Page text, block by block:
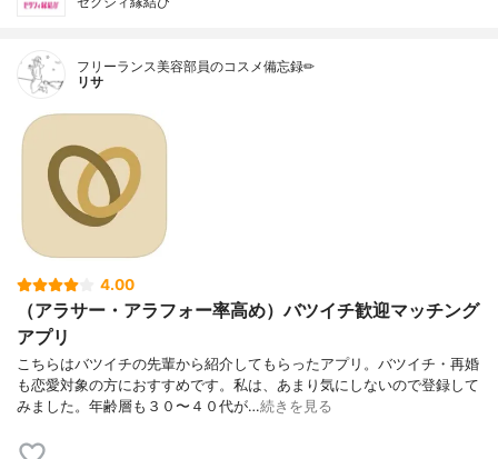
フリーランス美容部員のコスメ備忘録✏︎
リサ
4.00
（アラサー・アラフォー率高め）バツイチ歓迎マッチング
アプリ
こちらはバツイチの先輩から紹介してもらったアプリ。バツイチ・再婚
も恋愛対象の方におすすめです。私は、あまり気にしないので登録して
みました。年齢層も３０〜４０代が…続きを見る